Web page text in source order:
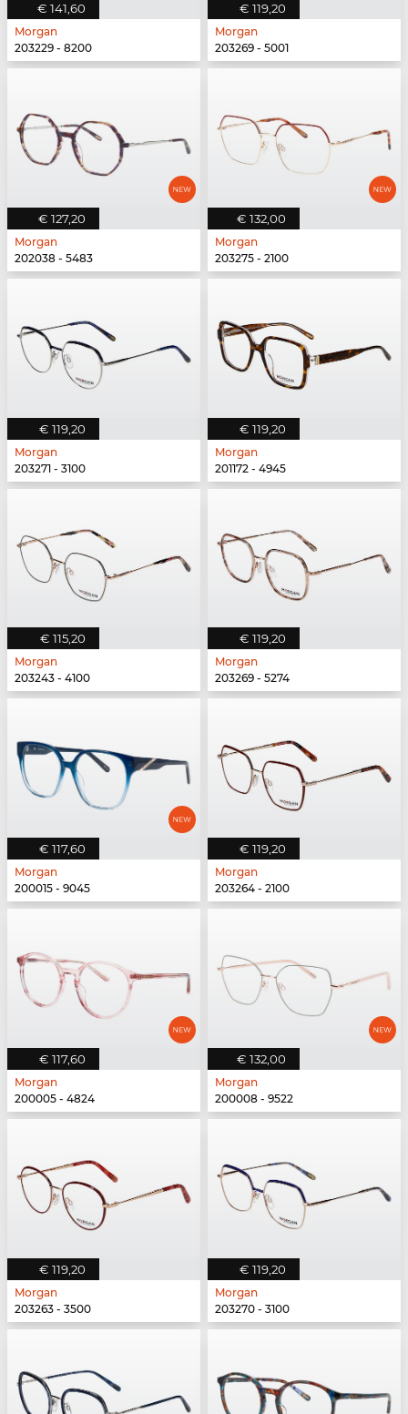
€ 141,60
Morgan
203229 - 8200
€ 119,20
Morgan
203269 - 5001
€ 127,20
Morgan
202038 - 5483
€ 132,00
Morgan
203275 - 2100
€ 119,20
Morgan
203271 - 3100
€ 119,20
Morgan
201172 - 4945
€ 115,20
Morgan
203243 - 4100
€ 119,20
Morgan
203269 - 5274
€ 117,60
Morgan
200015 - 9045
€ 119,20
Morgan
203264 - 2100
€ 117,60
Morgan
200005 - 4824
€ 132,00
Morgan
200008 - 9522
€ 119,20
Morgan
203263 - 3500
€ 119,20
Morgan
203270 - 3100